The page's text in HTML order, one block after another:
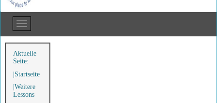
Aktuelle
Seite:
Startseite
Weitere
Lessons